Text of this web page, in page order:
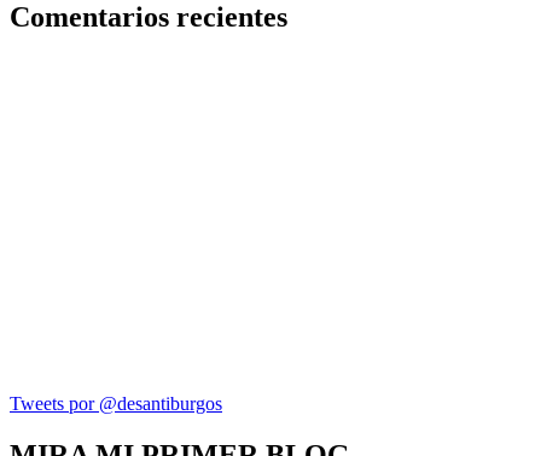
Comentarios recientes
Tweets por @desantiburgos